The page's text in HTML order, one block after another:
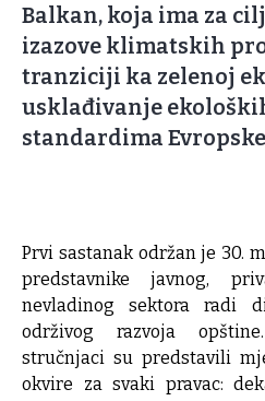
Balkan, koja ima za
izazove klimatskih
tranziciji ka zelenoj
usklađivanje
standardima
Prvi sastanak održan je 30.
predstavnike javnog,
nevladinog sektora radi
održivog razvoja
stručnjaci su predstavili
okvire za svaki pravac: